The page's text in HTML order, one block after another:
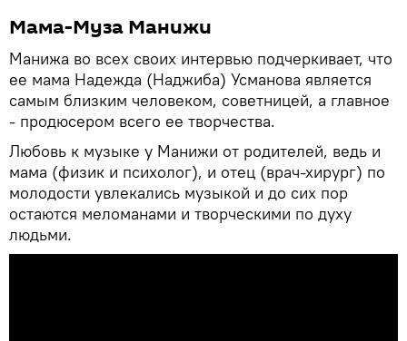
Мама-Муза Манижи
Манижа во всех своих интервью подчеркивает, что
ее мама Надежда (Наджиба) Усманова является
самым близким человеком, советницей, а главное
- продюсером всего ее творчества.
Любовь к музыке у Манижи от родителей, ведь и
мама (физик и психолог), и отец (врач-хирург) по
молодости увлекались музыкой и до сих пор
остаются меломанами и творческими по духу
людьми.